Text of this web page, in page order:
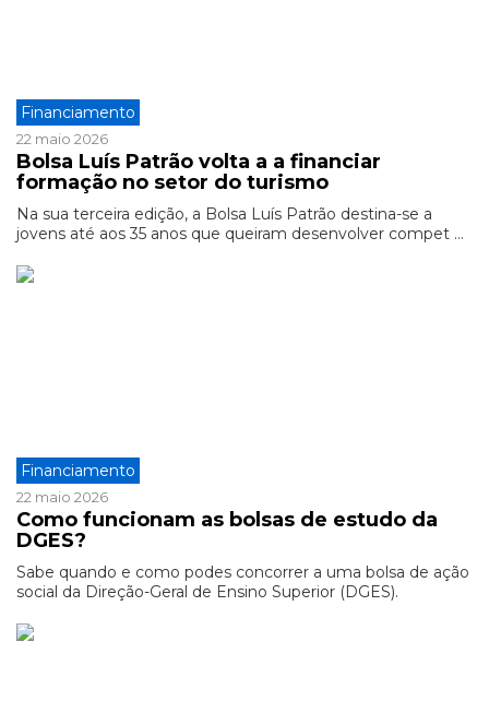
Financiamento
22 maio 2026
Bolsa Luís Patrão volta a a financiar
formação no setor do turismo
Na sua terceira edição, a Bolsa Luís Patrão destina-se a
jovens até aos 35 anos que queiram desenvolver compet ...
Financiamento
22 maio 2026
Como funcionam as bolsas de estudo da
DGES?
Sabe quando e como podes concorrer a uma bolsa de ação
social da Direção-Geral de Ensino Superior (DGES).